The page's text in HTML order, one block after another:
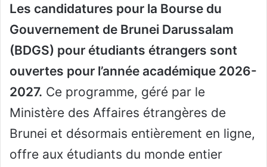
Les candidatures pour la Bourse du
Gouvernement de Brunei Darussalam
(BDGS) pour étudiants étrangers sont
ouvertes pour l’année académique 2026-
2027. Ce programme, géré par le
Ministère des Affaires étrangères de
Brunei et désormais entièrement en ligne,
offre aux étudiants du monde entier